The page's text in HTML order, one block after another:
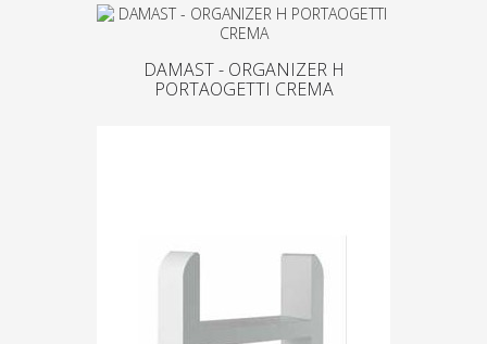
DAMAST - ORGANIZER H
PORTAOGETTI CREMA